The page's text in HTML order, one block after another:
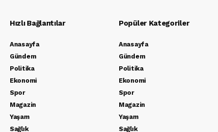
Hızlı Bağlantılar
Anasayfa
Gündem
Politika
Ekonomi
Spor
Magazin
Yaşam
Sağlık
Popüler Kategoriler
Anasayfa
Gündem
Politika
Ekonomi
Spor
Magazin
Yaşam
Sağlık